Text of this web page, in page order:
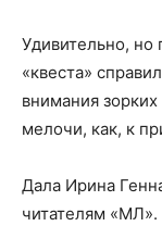
Удивительно, но
«квеста»
внимания
мелочи, как, к
Дала Ирина
читателям «МЛ».